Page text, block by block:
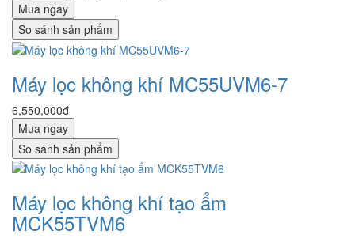
Mua ngay
So sánh sản phẩm
Máy lọc không khí MC55UVM6-7
6,550,000đ
Mua ngay
So sánh sản phẩm
Máy lọc không khí tạo ẩm
MCK55TVM6